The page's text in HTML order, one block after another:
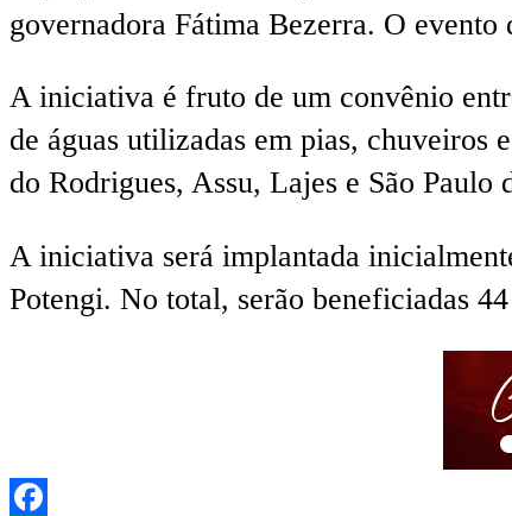
governadora Fátima Bezerra. O
A iniciativa é fruto de um convênio
de águas utilizadas em pias,
do Rodrigues, Assu, Lajes e São
A iniciativa será implantada
Potengi. No total, serão beneficiadas